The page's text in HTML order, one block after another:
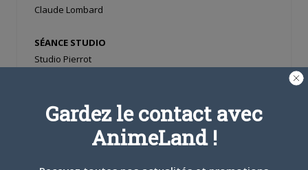
Claude Lombard
SÉANCE STUDIO
Studio Pierrot
Demon Slayer
Gardez le contact avec
AnimeLand !